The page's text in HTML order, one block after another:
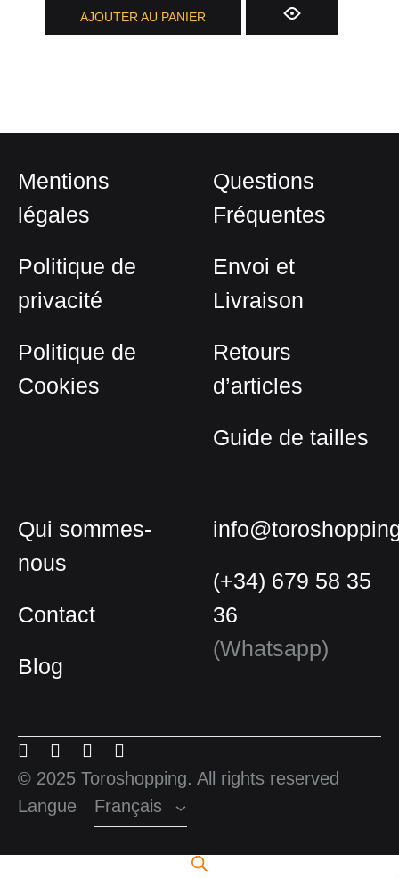
AJOUTER AU PANIER
Mentions
légales
Politique de
privacité
Politique de
Cookies
Questions
Fréquentes
Envoi et
Livraison
Retours
d’articles
Guide de tailles
Qui sommes-
nous
Contact
Blog
(+34) 679 58 35
36
(Whatsapp)
Menu
Item
Menu
Item
Menu
ItemItem
© 2025 Toroshopping. All rights reserved
Langue
Français
Anglais